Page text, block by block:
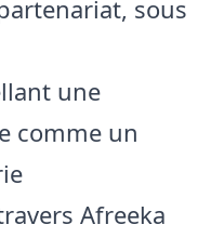
sous
une
comme un
Afreeka